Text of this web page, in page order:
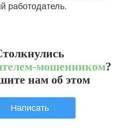
работодатель.
мошенником?
нам об этом
Написать